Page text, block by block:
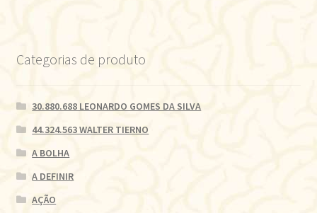
Categorias de produto
30.880.688 LEONARDO GOMES DA SILVA
44.324.563 WALTER TIERNO
A BOLHA
A DEFINIR
AÇÃO